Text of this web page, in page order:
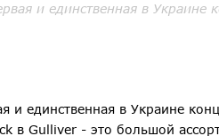
и единственная в Украине
единственная в Украине
в Gulliver - это большой